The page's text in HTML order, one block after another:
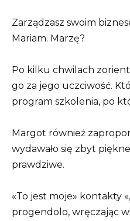
Zarządzasz swoim
Mariam. Marzę?
Po kilku chwilach
go za jego uczciwość.
program szkolenia, po
Margot również
wydawało się zbyt
prawdziwe.
«To jest moje» kontakty
progendolo, wręczając